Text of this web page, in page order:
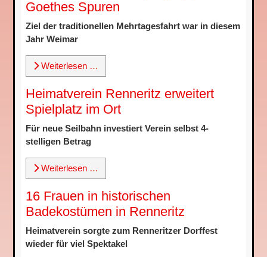
Goethes Spuren
Ziel der traditionellen Mehrtagesfahrt war in diesem
Jahr Weimar
Weiterlesen …
Heimatverein Renneritz erweitert
Spielplatz im Ort
Für neue Seilbahn investiert Verein selbst 4-
stelligen Betrag
Weiterlesen …
16 Frauen in historischen
Badekostümen in Renneritz
Heimatverein sorgte zum Renneritzer Dorffest
wieder für viel Spektakel